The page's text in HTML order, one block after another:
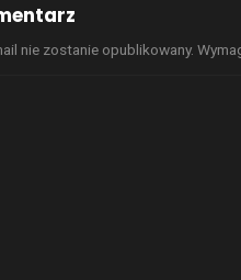
nie zostanie opublikowany.